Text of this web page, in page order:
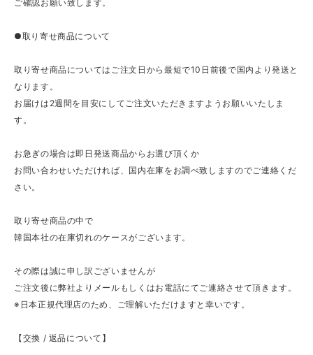
ご確認お願い致します。
●取り寄せ商品について
取り寄せ商品についてはご注文日から最短で10日前後で国内より発送と
なります。
お届けは2週間を目安にしてご注文いただきますようお願いいたしま
す。
お急ぎの場合は即日発送商品からお選び頂くか
お問い合わせいただければ、国内在庫をお調べ致しますのでご連絡くだ
さい。
取り寄せ商品の中で
韓国本社の在庫切れのケースがございます。
その際は誠に申し訳ございませんが
ご注文後に弊社よりメールもしくはお電話にてご連絡させて頂きます。
※日本正規代理店のため、ご理解いただけますと幸いです。
【交換 / 返品について】